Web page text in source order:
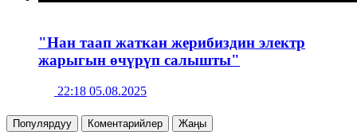
"Нан таап жаткан жерибиздин электр
жарыгын өчүрүп салышты"
22:18 05.08.2025
Популярдуу Коментарийлер Жаңы